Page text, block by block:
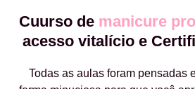
Cuurso de manicure
acesso vitalício e
Todas as aulas foram pensadas